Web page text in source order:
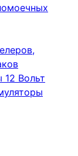
12 Вольт